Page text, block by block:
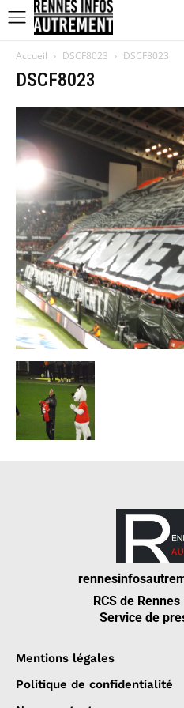
Accueil DSCF8023 DSCF8023
DSCF8023
RCS de
Service de
Mentions légales
Politique de confidentialité